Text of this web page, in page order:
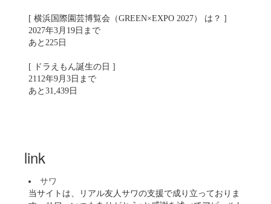
[ 横浜国際園芸博覧会（GREEN×EXPO 2027） は？ ]
2027年3月19日まで
あと225日
[ ドラえもん誕生の日 ]
2112年9月3日まで
あと31,439日
link
サワ
当サイトは、リアル友人サワの支援で成り立っておりま